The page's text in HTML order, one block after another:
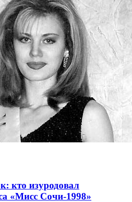
кто изуродовал
«Мисс Сочи-1998»